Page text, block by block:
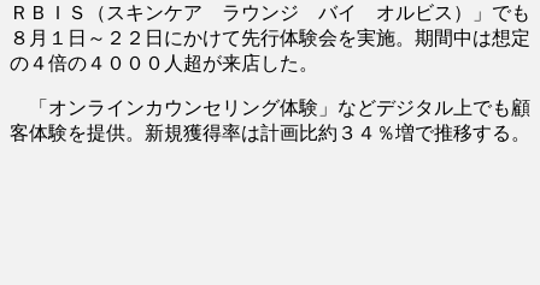
ＲＢＩＳ（スキンケア ラウンジ バイ オルビス）」でも
８月１日～２２日にかけて先行体験会を実施。期間中は想定
の４倍の４０００人超が来店した。
「オンラインカウンセリング体験」などデジタル上でも顧
客体験を提供。新規獲得率は計画比約３４％増で推移する。